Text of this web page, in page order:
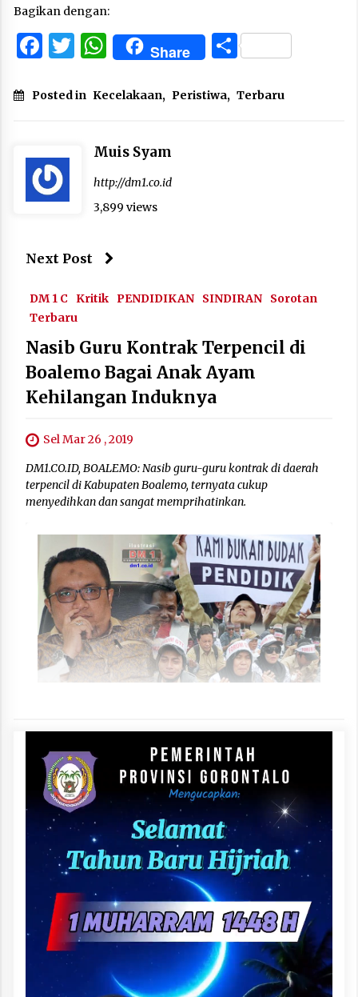
Bagikan dengan:
Facebook
Twitter
WhatsApp
Share Share
Posted in Kecelakaan, Peristiwa, Terbaru
Muis Syam
http://dm1.co.id
3,899 views
Next Post
DM 1 C Kritik PENDIDIKAN SINDIRAN
Sorotan
Terbaru
Nasib Guru Kontrak Terpencil di
Boalemo Bagai Anak Ayam
Kehilangan Induknya
Sel Mar 26 , 2019
DM1.CO.ID, BOALEMO: Nasib guru-guru kontrak di daerah
terpencil di Kabupaten Boalemo, ternyata cukup
menyedihkan dan sangat memprihatinkan.